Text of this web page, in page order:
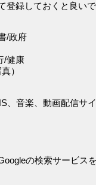
登録しておくと良い
/政府
/健康
）
、音楽、動画配信サ
の検索サービス